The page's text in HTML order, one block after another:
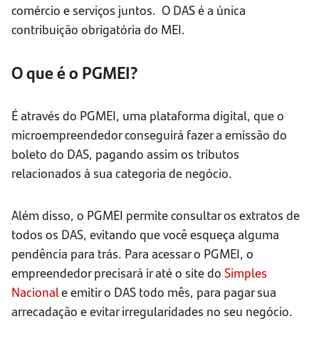
comércio e serviços juntos. O DAS é a única
contribuição obrigatória do MEI.
O que é o PGMEI?
É através do PGMEI, uma plataforma digital, que o
microempreendedor conseguirá fazer a emissão do
boleto do DAS, pagando assim os tributos
relacionados à sua categoria de negócio.
Além disso, o PGMEI permite consultar os extratos de
todos os DAS, evitando que você esqueça alguma
pendência para trás. Para acessar o PGMEI, o
empreendedor precisará ir até o site do Simples
Nacionale emitir o DAS todo mês, para pagar sua
arrecadação e evitar irregularidades no seu negócio.